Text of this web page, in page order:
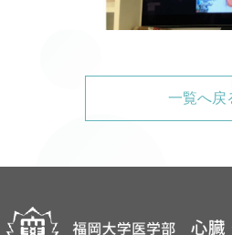
一覧へ戻